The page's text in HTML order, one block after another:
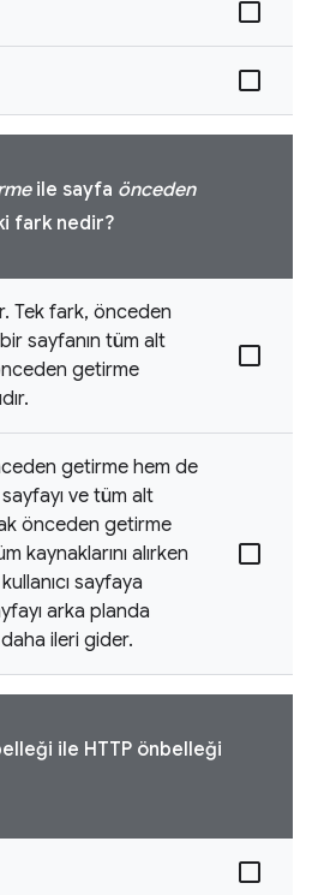
ile sayfa önceden
fark nedir?
Tek fark, önceden
sayfanın tüm alt
getirme
getirme hem de
ve tüm alt
önceden getirme
kaynaklarını alırken
sayfaya
arka planda
ileri gider.
ile HTTP önbelleği